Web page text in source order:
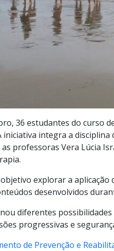
36 estudantes do curso
integra a
as professoras Vera Lúcia
explorar a
desenvolvidos
diferentes
progressivas e
de Prevenção e